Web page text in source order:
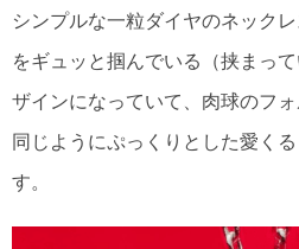
シンプルな一粒ダイヤのネック
をギュッと掴んでいる（挟まっ
ザインになっていて、肉球のフ
同じようにぷっくりとした愛く
す。